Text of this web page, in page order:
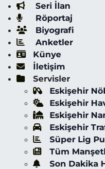
Seri İlan
Röportaj
Biyografi
Anketler
Künye
İletişim
Servisler
Eskişehir
Eskişehir
Eskişehir
Eskişehir
Süper Lig
Tüm
Son Dakika